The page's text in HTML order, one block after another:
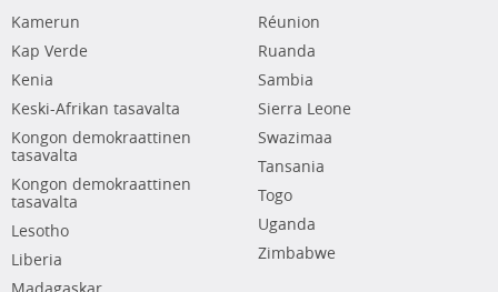
Kamerun
Kap Verde
Kenia
Keski-Afrikan tasavalta
Kongon demokraattinen
tasavalta
Kongon demokraattinen
tasavalta
Lesotho
Liberia
Réunion
Ruanda
Sambia
Sierra Leone
Swazimaa
Tansania
Togo
Uganda
Zimbabwe